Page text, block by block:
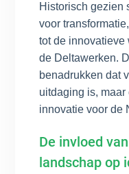
Historisch gezien
voor
tot de innovatieve
de Deltawerken.
benadrukken dat
uitdaging is, maar
innovatie voor de
De invloed
landschap op